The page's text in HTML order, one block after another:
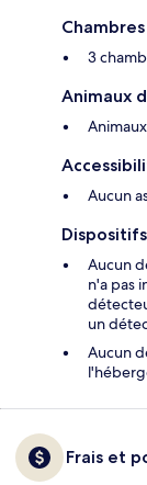
Chambres
3
Animaux
Aucun
Aucun
n'a pas
un
Aucun
Frais et